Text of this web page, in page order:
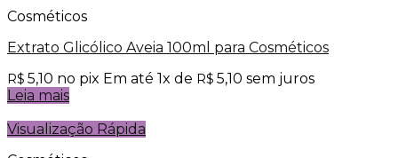
Cosméticos
Extrato Glicólico Aveia 100ml para Cosméticos
R$ 5,10 no pix Em até 1x de R$ 5,10 sem juros
Leia mais
Visualização Rápida